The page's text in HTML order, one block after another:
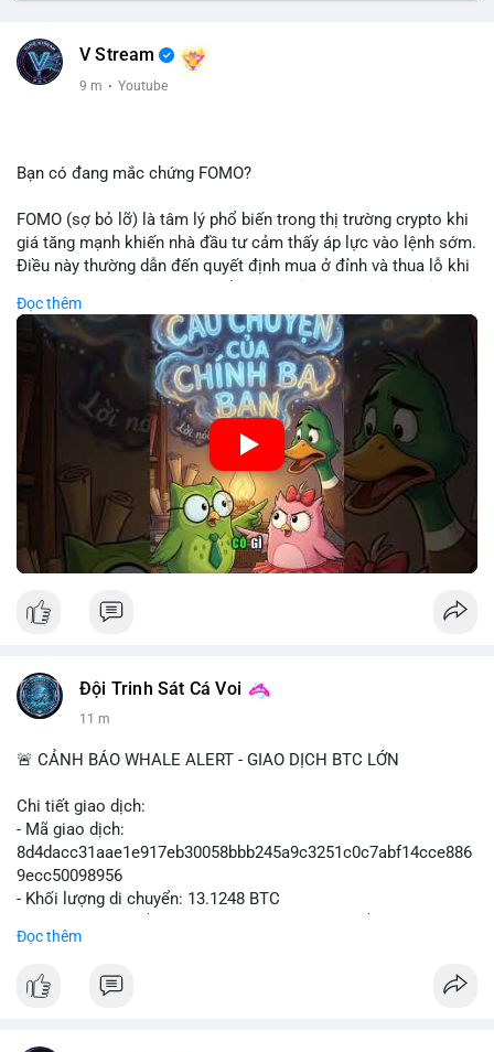
V Stream
9 m · Youtube
Bạn có đang mắc chứng FOMO?
FOMO (sợ bỏ lỡ) là tâm lý phổ biến trong thị trường crypto khi
giá tăng mạnh khiến nhà đầu tư cảm thấy áp lực vào lệnh sớm.
Điều này thường dẫn đến quyết định mua ở đỉnh và thua lỗ khi
chiến lược đầu tư rõ ràng.
🎥 Xem video trực tiếp tại:
Nguồn: Cú Thông Thái
Đọc thêm
Đội Trinh Sát Cá Voi
11 m
🚨 CẢNH BÁO WHALE ALERT - GIAO DỊCH BTC LỚN
Chi tiết giao dịch:
- Mã giao dịch:
8d4dacc31aae1e917eb30058bbb245a9c3251c0c7abf14cce886
9ecc50098956
- Khối lượng di chuyển: 13.1248 BTC
USD)
Đọc thêm